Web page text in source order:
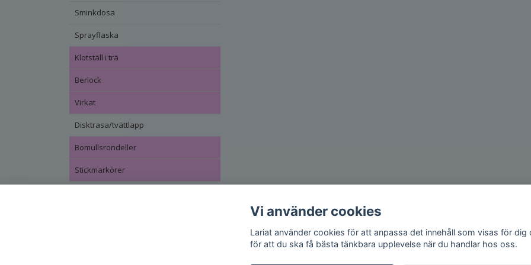
Sminkdosa
Sprayflaska
Klotställ i trä
Berlock
Virkat
Disktrasa/tvättlapp
Bomullsrondeller
Stickmarkörer
Vi använder cookies
Lariat använder cookies för att anpassa det innehåll som visas för dig
för att du ska få bästa tänkbara upplevelse när du handlar hos oss.